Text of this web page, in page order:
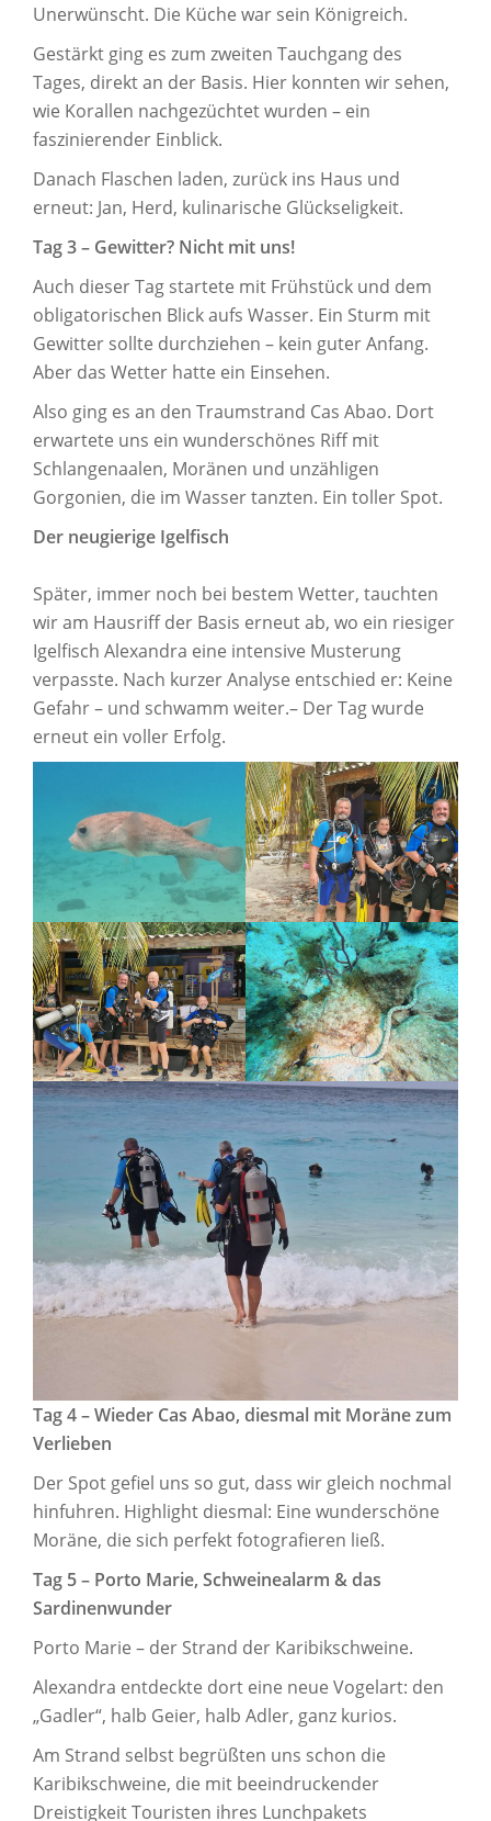
Unerwünscht. Die Küche war sein Königreich.
Gestärkt ging es zum zweiten Tauchgang des
Tages, direkt an der Basis. Hier konnten wir sehen,
wie Korallen nachgezüchtet wurden – ein
faszinierender Einblick.
Danach Flaschen laden, zurück ins Haus und
erneut: Jan, Herd, kulinarische Glückseligkeit.
Tag 3 – Gewitter? Nicht mit uns!
Auch dieser Tag startete mit Frühstück und dem
obligatorischen Blick aufs Wasser. Ein Sturm mit
Gewitter sollte durchziehen – kein guter Anfang.
Aber das Wetter hatte ein Einsehen.
Also ging es an den Traumstrand Cas Abao. Dort
erwartete uns ein wunderschönes Riff mit
Schlangenaalen, Moränen und unzähligen
Gorgonien, die im Wasser tanzten. Ein toller Spot.
Der neugierige Igelfisch
Später, immer noch bei bestem Wetter, tauchten
wir am Hausriff der Basis erneut ab, wo ein riesiger
Igelfisch Alexandra eine intensive Musterung
verpasste. Nach kurzer Analyse entschied er: Keine
Gefahr – und schwamm weiter.– Der Tag wurde
erneut ein voller Erfolg.
Tag 4 – Wieder Cas Abao, diesmal mit Moräne zum
Verlieben
Der Spot gefiel uns so gut, dass wir gleich nochmal
hinfuhren. Highlight diesmal: Eine wunderschöne
Moräne, die sich perfekt fotografieren ließ.
Tag 5 – Porto Marie, Schweinealarm & das
Sardinenwunder
Porto Marie – der Strand der Karibikschweine.
Alexandra entdeckte dort eine neue Vogelart: den
„Gadler“, halb Geier, halb Adler, ganz kurios.
Am Strand selbst begrüßten uns schon die
Karibikschweine, die mit beeindruckender
Dreistigkeit Touristen ihres Lunchpakets